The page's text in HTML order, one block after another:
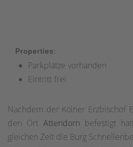
Properties:
Parkplätze vorhanden
Eintritt frei
Nachdem der Kölner Erzbischof
den Ort Attendorn befestigt
gleichen Zeit die Burg